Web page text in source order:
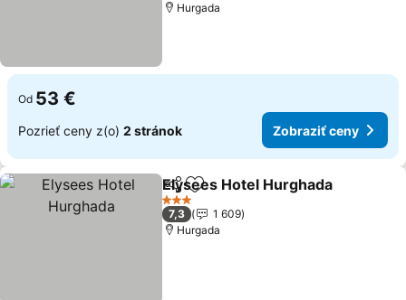
Hurgada
Od 53 €
Pozrieť ceny z(o) 2 stránok Zobraziť ceny
ZdieľaťPridať do obľúbených
Elysees Hotel Hurghada
3 Počet hviezdičiek
7,3
1 609
Hurgada